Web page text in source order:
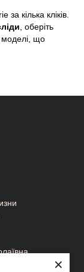
×
кілька кліків.
, оберіть
моделі, що